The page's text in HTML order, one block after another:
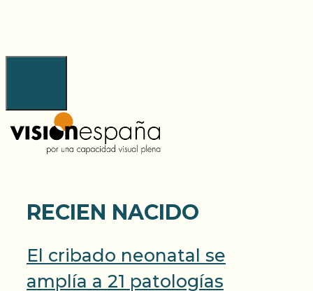
RECIEN NACIDO
El cribado neonatal se
amplía a 21 patologías